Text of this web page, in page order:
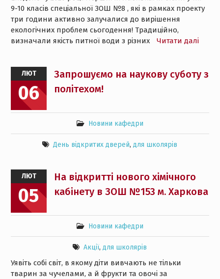
9-10 класів спеціальної ЗОШ №8 , які в рамках проекту
три години активно залучалися до вирішення
екологічних проблем сьогодення! Традиційно,
визначали якість питної води з різних
Читати далі
ЛЮТ
06
Запрошуємо на наукову суботу з
політехом!
Новини кафедри
День відкритих дверей,для школярів
ЛЮТ
05
На відкритті нового хімічного
кабінету в ЗОШ №153 м. Харкова
Новини кафедри
Акції,для школярів
Уявіть собі світ, в якому діти вивчають не тільки
тварин за чучелами, а й фрукти та овочі за